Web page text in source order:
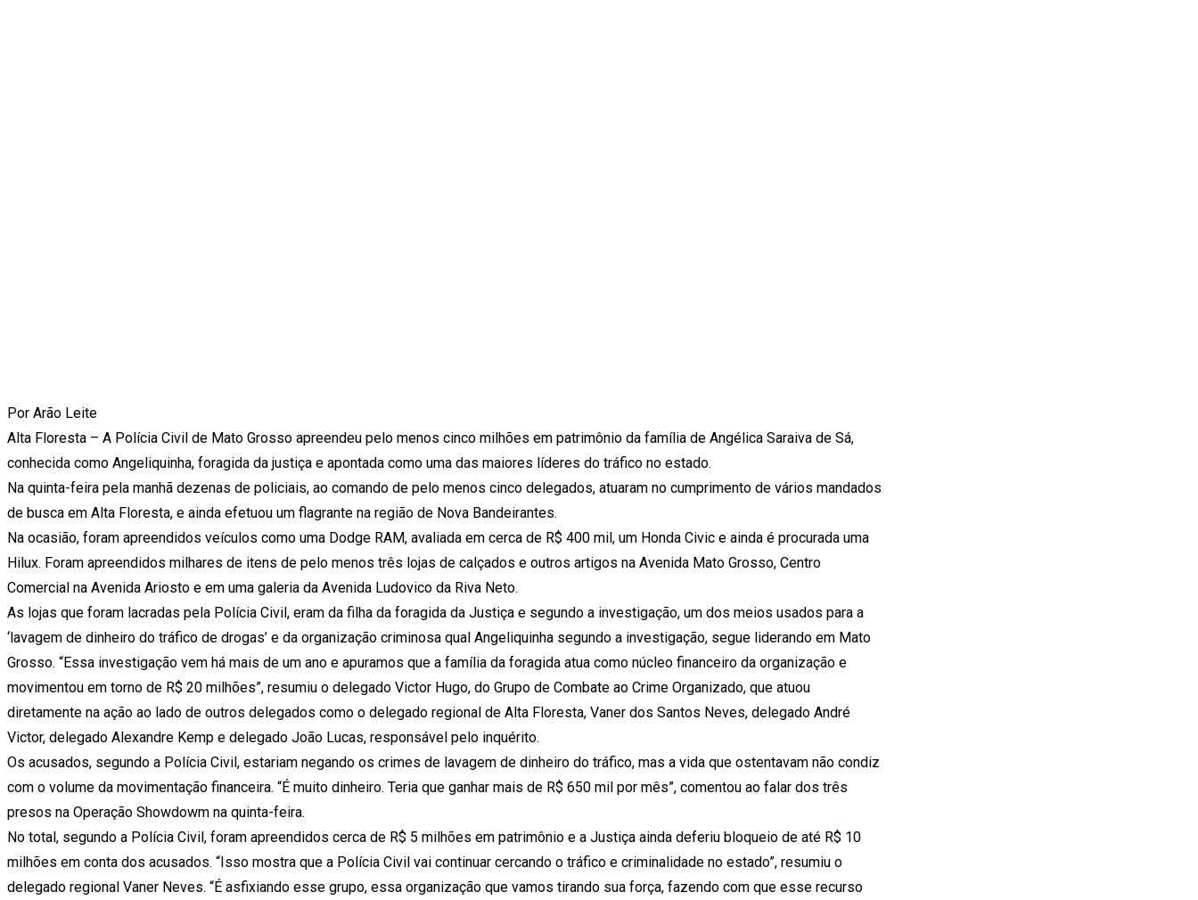
Por Arão Leite
Alta Floresta – A Polícia Civil de Mato Grosso apreendeu pelo menos cinco milhões em patrimônio da família de Angélica Saraiva de Sá,
conhecida como Angeliquinha, foragida da justiça e apontada como uma das maiores líderes do tráfico no estado.
Na quinta-feira pela manhã dezenas de policiais, ao comando de pelo menos cinco delegados, atuaram no cumprimento de vários mandados
de busca em Alta Floresta, e ainda efetuou um flagrante na região de Nova Bandeirantes.
Na ocasião, foram apreendidos veículos como uma Dodge RAM, avaliada em cerca de R$ 400 mil, um Honda Civic e ainda é procurada uma
Hilux. Foram apreendidos milhares de itens de pelo menos três lojas de calçados e outros artigos na Avenida Mato Grosso, Centro
Comercial na Avenida Ariosto e em uma galeria da Avenida Ludovico da Riva Neto.
As lojas que foram lacradas pela Polícia Civil, eram da filha da foragida da Justiça e segundo a investigação, um dos meios usados para a
‘lavagem de dinheiro do tráfico de drogas’ e da organização criminosa qual Angeliquinha segundo a investigação, segue liderando em Mato
Grosso. “Essa investigação vem há mais de um ano e apuramos que a família da foragida atua como núcleo financeiro da organização e
movimentou em torno de R$ 20 milhões”, resumiu o delegado Victor Hugo, do Grupo de Combate ao Crime Organizado, que atuou
diretamente na ação ao lado de outros delegados como o delegado regional de Alta Floresta, Vaner dos Santos Neves, delegado André
Victor, delegado Alexandre Kemp e delegado João Lucas, responsável pelo inquérito.
Os acusados, segundo a Polícia Civil, estariam negando os crimes de lavagem de dinheiro do tráfico, mas a vida que ostentavam não condiz
com o volume da movimentação financeira. “É muito dinheiro. Teria que ganhar mais de R$ 650 mil por mês”, comentou ao falar dos três
presos na Operação Showdowm na quinta-feira.
No total, segundo a Polícia Civil, foram apreendidos cerca de R$ 5 milhões em patrimônio e a Justiça ainda deferiu bloqueio de até R$ 10
milhões em conta dos acusados. “Isso mostra que a Polícia Civil vai continuar cercando o tráfico e criminalidade no estado”, resumiu o
delegado regional Vaner Neves. “É asfixiando esse grupo, essa organização que vamos tirando sua força, fazendo com que esse recurso